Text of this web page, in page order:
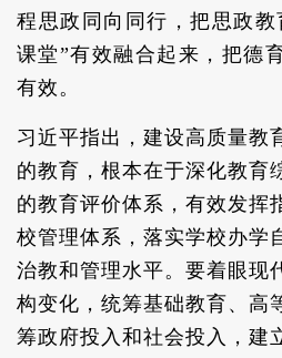
程思政同向同行，把思政教
课堂”有效融合起来，把德
有效。
习近平指出，建设高质量教
的教育，根本在于深化教育
的教育评价体系，有效发挥
校管理体系，落实学校办学
治教和管理水平。要着眼现
构变化，统筹基础教育、高
筹政府投入和社会投入，建